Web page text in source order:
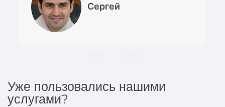
Сергей
Уже пользовались нашими
услугами?